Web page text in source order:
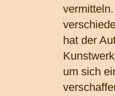
hat der
um sich